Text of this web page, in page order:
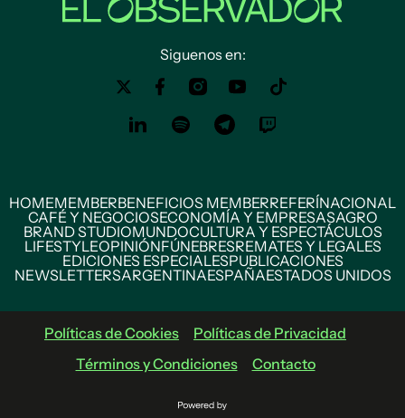
Siguenos en:
HOMEMEMBERBENEFICIOS MEMBERREFERÍNACIONAL
CAFÉ Y NEGOCIOSECONOMÍA Y EMPRESASAGRO
BRAND STUDIOMUNDOCULTURA Y ESPECTÁCULOS
LIFESTYLEOPINIÓNFÚNEBRESREMATES Y LEGALES
EDICIONES ESPECIALESPUBLICACIONES
NEWSLETTERSARGENTINAESPAÑAESTADOS UNIDOS
Políticas de Cookies
Políticas de Privacidad
Términos y Condiciones
Contacto